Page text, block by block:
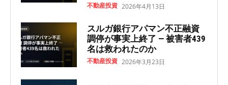
不動産投資 2026年4月13日
スルガ銀行アパマン不正融資
調停が事実上終了 — 被害者439
名は救われたのか
不動産投資 2026年3月23日